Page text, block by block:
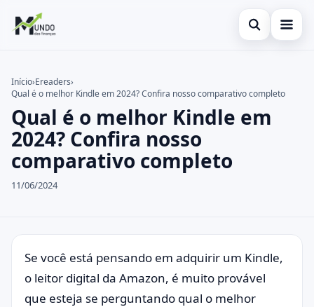
Abrir busca
Economia
Finanças
Buscar no site
Buscar por:
Pressione Enter para buscar ou ESC para fechar.
Início›Ereaders›
Qual é o melhor Kindle em 2024? Confira nosso comparativo completo
Qual é o melhor Kindle em
2024? Confira nosso
comparativo completo
11/06/2024
Se você está pensando em adquirir um Kindle,
o leitor digital da Amazon, é muito provável
que esteja se perguntando qual o melhor